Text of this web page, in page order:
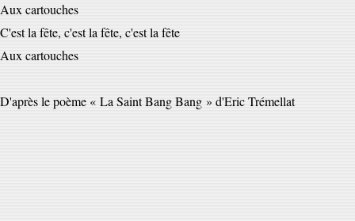
Aux cartouches
C'est la fête, c'est la fête, c'est la fête
Aux cartouches
D'après le poème « La Saint Bang Bang » d'Eric Trémellat